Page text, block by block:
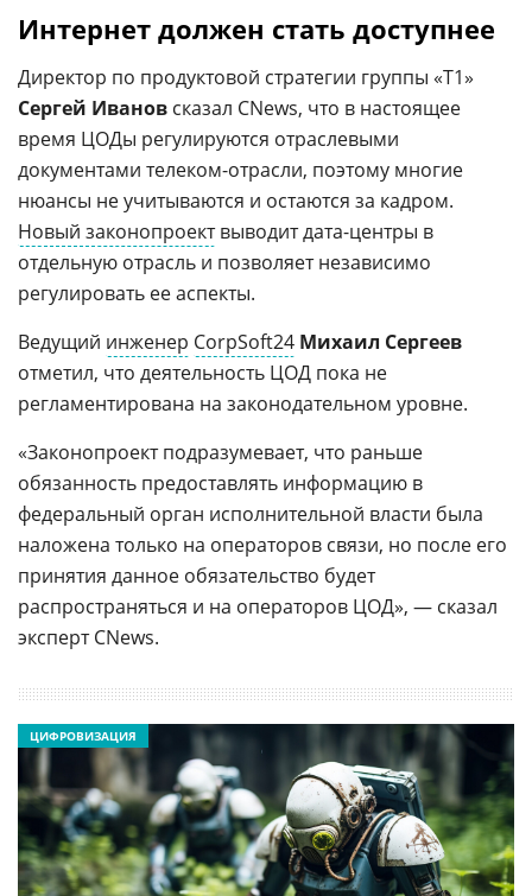
Интернет должен стать доступнее
Директор по продуктовой стратегии группы «Т1»
Сергей Иванов сказал CNews, что в настоящее
время ЦОДы регулируются отраслевыми
документами телеком-отрасли, поэтому многие
нюансы не учитываются и остаются за кадром.
Новый законопроектвыводит дата-центры в
отдельную отрасль и позволяет независимо
регулировать ее аспекты.
Ведущий инженер CorpSoft24 Михаил Сергеев
отметил, что деятельность ЦОД пока не
регламентирована на законодательном уровне.
«Законопроект подразумевает, что раньше
обязанность предоставлять информацию в
федеральный орган исполнительной власти была
наложена только на операторов связи, но после его
принятия данное обязательство будет
распространяться и на операторов ЦОД», — сказал
эксперт CNews.
ЦИФРОВИЗАЦИЯ